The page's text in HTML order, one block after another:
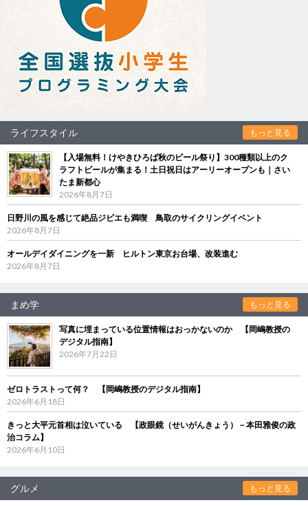
ライフスタイル もっと見る
【入場無料！けやきひろば秋のビール祭り】300種類以上のク
ラフトビールが集まる！土日祝日はアーリーオープンも｜さい
たま新都心
2026年8月7日
日野川の風を感じて絶品ジビエも満喫 鳥取のサイクリングイベント
2026年8月7日
オールデイダイニングを一新 ヒルトン東京お台場、改装進む
2026年8月7日
まめ学 もっと見る
写真に埋まっている位置情報はおっかないのか 【岡嶋教授の
デジタル指南】
2026年7月22日
ゼロトラストって何？ 【岡嶋教授のデジタル指南】
2026年6月18日
きっと大平元首相は泣いている 【政眼鏡（せいがんきょう）－本田雅俊の政
治コラム】
2026年6月10日
グルメ もっと見る